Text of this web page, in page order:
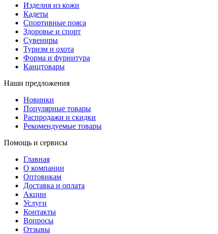
Изделия из кожи
Кадеты
Спортивные пояса
Здоровье и спорт
Сувениры
Туризм и охота
Форма и фурнитура
Канцтовары
Наши предложения
Новинки
Популярные товары
Распродажи и скидки
Рекомендуемые товары
Помощь и сервисы
Главная
О компании
Оптовикам
Доставка и оплата
Акции
Услуги
Контакты
Вопросы
Отзывы